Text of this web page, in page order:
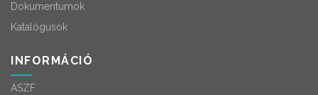
Dokumentumok
Katalógusok
INFORMÁCIÓ
ÁSZF